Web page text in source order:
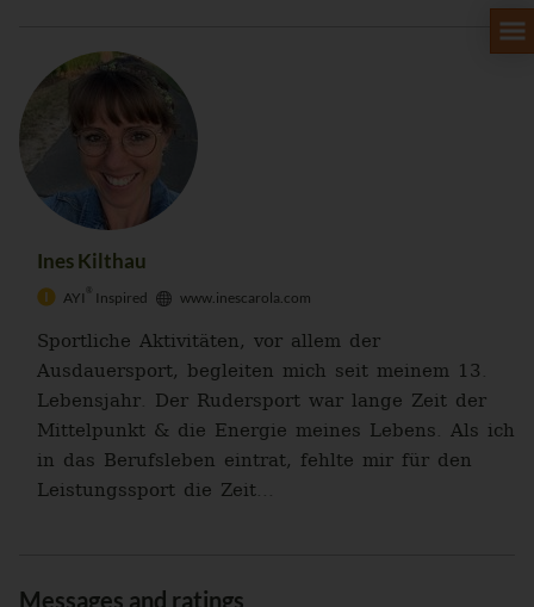
Ines Kilthau
AYI Inspired www.inescarola.com
Sportliche Aktivitäten, vor allem der
Ausdauersport, begleiten mich seit meinem 13.
Lebensjahr. Der Rudersport war lange Zeit der
Mittelpunkt & die Energie meines Lebens. Als ich
in das Berufsleben eintrat, fehlte mir für den
Leistungssport die Zeit...
Messages and ratings